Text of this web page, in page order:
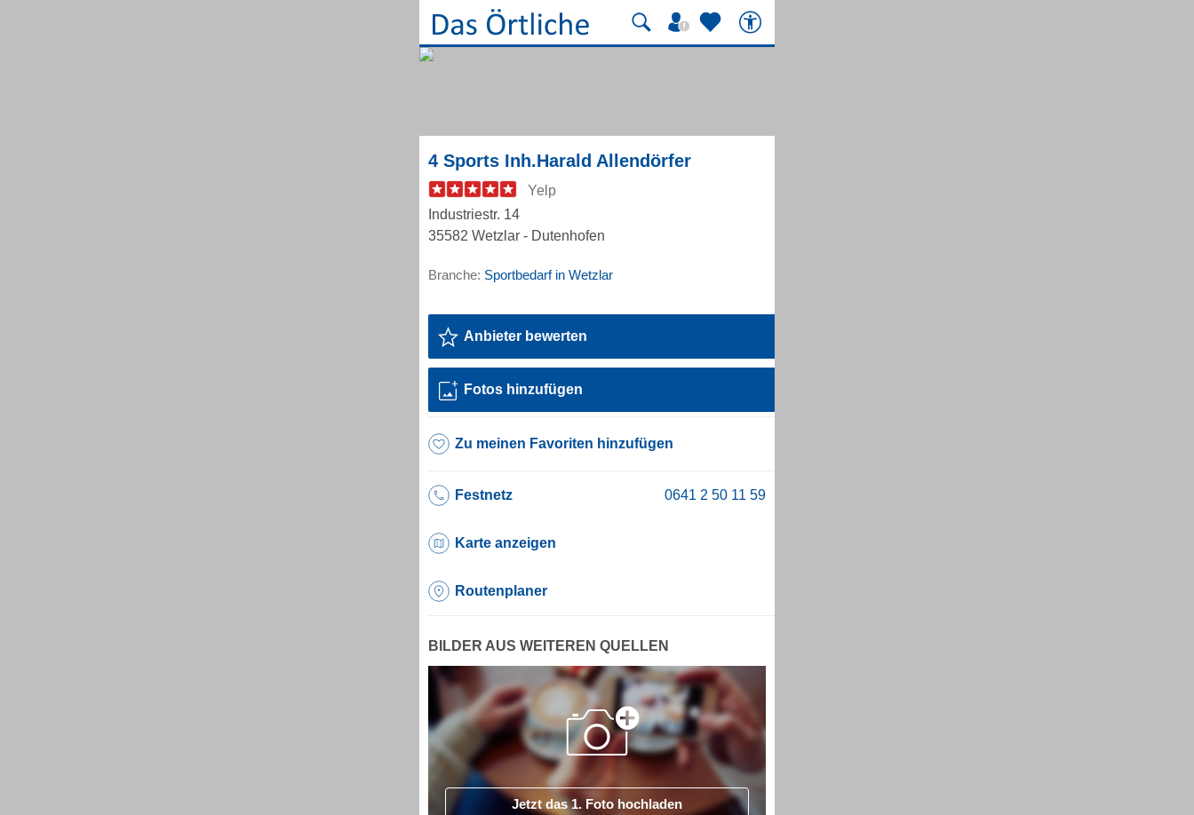
4 Sports Inh.Harald Allendörfer
Yelp
Industriestr. 14
35582 Wetzlar - Dutenhofen
Branche: Sportbedarf in Wetzlar
Anbieter bewerten
Fotos hinzufügen
Zu meinen Favoriten hinzufügen
Festnetz
Karte anzeigen
Routenplaner
BILDER AUS WEITEREN QUELLEN
Jetzt das 1. Foto hochladen